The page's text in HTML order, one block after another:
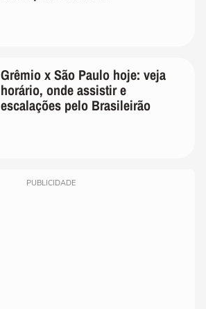
Grêmio x São Paulo hoje: veja
horário, onde assistir e
escalações pelo Brasileirão
PUBLICIDADE